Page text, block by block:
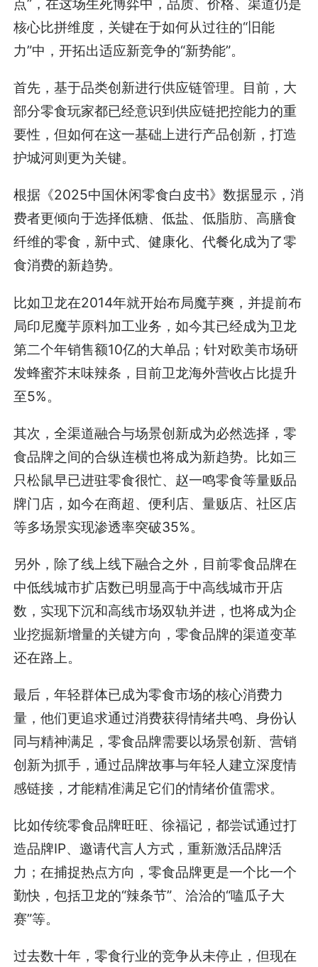
点”，在这场生死博弈中，品质、价格、渠道仍是
核心比拼维度，关键在于如何从过往的“旧能
力”中，开拓出适应新竞争的“新势能”。
首先，基于品类创新进行供应链管理。目前，大
部分零食玩家都已经意识到供应链把控能力的重
要性，但如何在这一基础上进行产品创新，打造
护城河则更为关键。
根据《2025中国休闲零食白皮书》数据显示，消
费者更倾向于选择低糖、低盐、低脂肪、高膳食
纤维的零食，新中式、健康化、代餐化成为了零
食消费的新趋势。
比如卫龙在2014年就开始布局魔芋爽，并提前布
局印尼魔芋原料加工业务，如今其已经成为卫龙
第二个年销售额10亿的大单品；针对欧美市场研
发蜂蜜芥末味辣条，目前卫龙海外营收占比提升
至5%。
其次，全渠道融合与场景创新成为必然选择，零
食品牌之间的合纵连横也将成为新趋势。比如三
只松鼠早已进驻零食很忙、赵一鸣零食等量贩品
牌门店，如今在商超、便利店、量贩店、社区店
等多场景实现渗透率突破35%。
另外，除了线上线下融合之外，目前零食品牌在
中低线城市扩店数已明显高于中高线城市开店
数，实现下沉和高线市场双轨并进，也将成为企
业挖掘新增量的关键方向，零食品牌的渠道变革
还在路上。
最后，年轻群体已成为零食市场的核心消费力
量，他们更追求通过消费获得情绪共鸣、身份认
同与精神满足，零食品牌需要以场景创新、营销
创新为抓手，通过品牌故事与年轻人建立深度情
感链接，才能精准满足它们的情绪价值需求。
比如传统零食品牌旺旺、徐福记，都尝试通过打
造品牌IP、邀请代言人方式，重新激活品牌活
力；在捕捉热点方向，零食品牌更是一个比一个
勤快，包括卫龙的“辣条节”、洽洽的“嗑瓜子大
赛”等。
过去数十年，零食行业的竞争从未停止，但现在